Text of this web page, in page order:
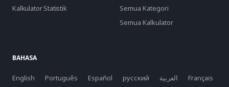
Kalkulator Statistik
Semua Kategori
Semua Kalkulator
BAHASA
English Português Español русский العربية
Français